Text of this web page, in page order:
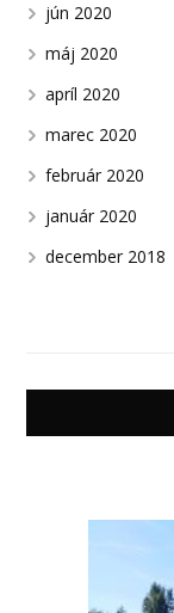
jún 2020
máj 2020
apríl 2020
marec 2020
február 2020
január 2020
december 2018